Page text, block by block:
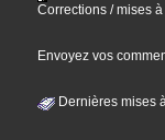
Corrections / mises
Envoyez vos
Dernières mises